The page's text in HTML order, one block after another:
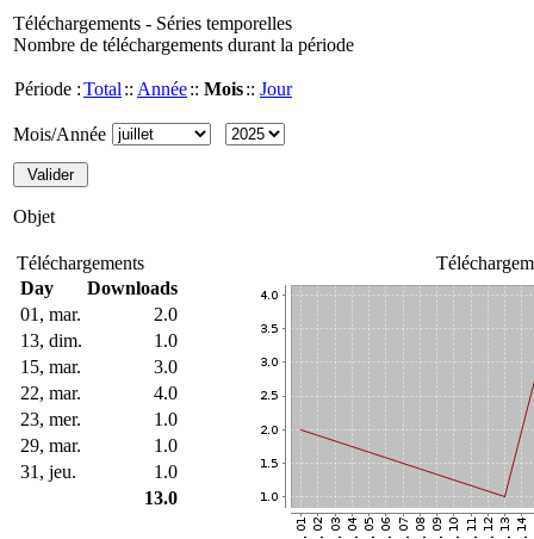
Téléchargements - Séries temporelles
Nombre de téléchargements durant la période
Période :Total :: Année:: Mois:: Jour
Mois/Année
Objet
Téléchargements
Day
Downloads
01, mar.
2.0
13, dim.
1.0
15, mar.
3.0
22, mar.
4.0
23, mer.
1.0
29, mar.
1.0
31, jeu.
1.0
13.0